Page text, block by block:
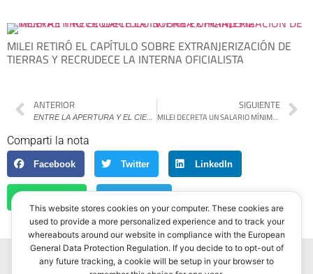
MILEI RETIRÓ EL CAPÍTULO SOBRE EXTRANJERIZACIÓN DE
TIERRAS Y RECRUDECE LA INTERNA OFICIALISTA
ANTERIOR
E
NTRE LA APERTURA Y EL CIERRE. CONTROVERSIAS DE LA MEMORIA EN TIEMPOS DE LA DERECHA LIBERTARIA
SIGUIENTE
MILEI DECRETA UN SALARIO MÍNIMO POR DEBAJO DE LA LÍNEA DE INDIGENCIA
Comparti la nota
Facebook Twitter LinkedIn
This website stores cookies on your computer. These cookies are
used to provide a more personalized experience and to track your
whereabouts around our website in compliance with the European
General Data Protection Regulation. If you decide to to opt-out of
any future tracking, a cookie will be setup in your browser to